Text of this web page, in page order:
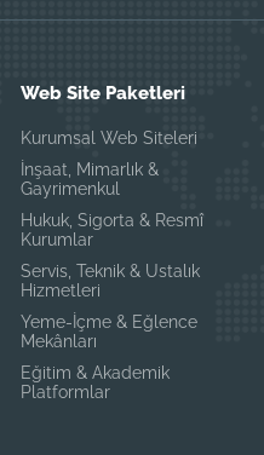
Web Site Paketleri
Kurumsal Web Siteleri
İnşaat, Mimarlık &
Gayrimenkul
Hukuk, Sigorta & Resmî
Kurumlar
Servis, Teknik & Ustalık
Hizmetleri
Yeme-İçme & Eğlence
Mekânları
Eğitim & Akademik
Platformlar